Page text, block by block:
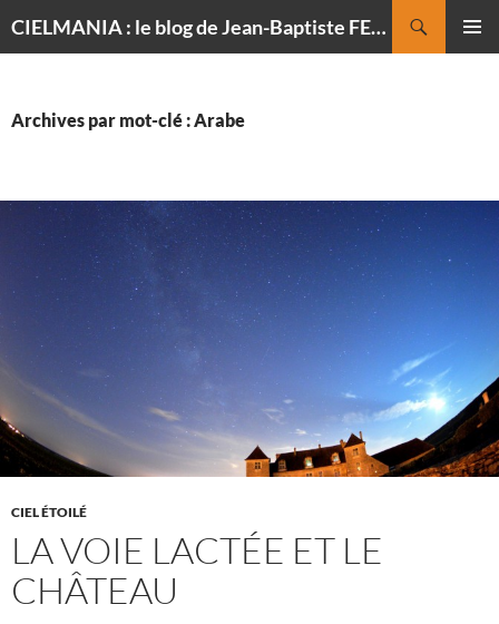
CIELMANIA : le blog de Jean-Baptiste FELDMANN, photographe du ciel
Archives par mot-clé : Arabe
CIEL ÉTOILÉ
LA VOIE LACTÉE ET LE
CHÂTEAU